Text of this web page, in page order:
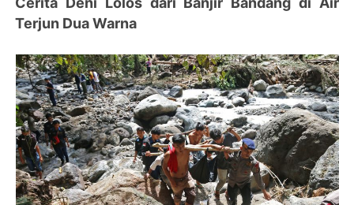
Terjun Dua Warna